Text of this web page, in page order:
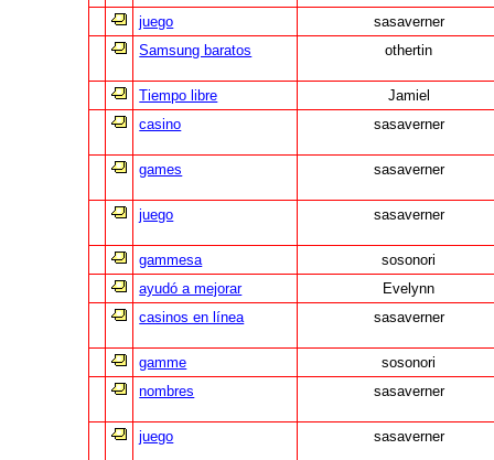
juego
sasaverner
Samsung baratos
othertin
Tiempo libre
Jamiel
casino
sasaverner
games sasaverner
juego sasaverner
gammesa
sosonori
ayudó a mejorar
Evelynn
casinos en línea
sasaverner
gamme
sosonori
nombres
sasaverner
juego sasaverner